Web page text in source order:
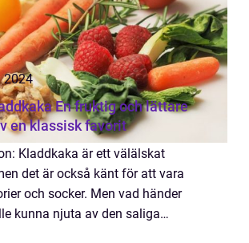
2024
fruktig och lättare
en klassisk favorit
Kladdkaka är ett välälskat
det är också känt för att vara
och socker. Men vad händer
kunna njuta av den saliga